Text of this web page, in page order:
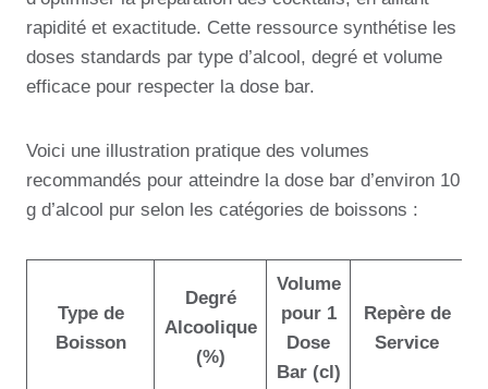
rapidité et exactitude. Cette ressource synthétise les
doses standards par type d’alcool, degré et volume
efficace pour respecter la dose bar.
Voici une illustration pratique des volumes
recommandés pour atteindre la dose bar d’environ 10
g d’alcool pur selon les catégories de boissons :
Type de
Boisson
Degré
Alcoolique
(%)
Volume
pour 1
Dose
Bar (cl)
Repère de
Service